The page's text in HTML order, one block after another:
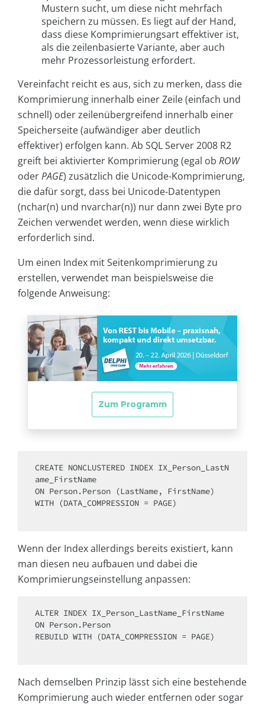
Mustern sucht, um diese nicht mehrfach
speichern zu müssen. Es liegt auf der Hand,
dass diese Komprimierungsart effektiver ist,
als die zeilenbasierte Variante, aber auch
mehr Prozessorleistung erfordert.
Vereinfacht reicht es aus, sich zu merken, dass die
Komprimierung innerhalb einer Zeile (einfach und
schnell) oder zeilenübergreifend innerhalb einer
Speicherseite (aufwändiger aber deutlich
effektiver) erfolgen kann. Ab SQL Server 2008 R2
greift bei aktivierter Komprimierung (egal ob ROW
oderPAGE) zusätzlich die Unicode-Komprimierung,
die dafür sorgt, dass bei Unicode-Datentypen
(nchar(n) und nvarchar(n)) nur dann zwei Byte pro
Zeichen verwendet werden, wenn diese wirklich
erforderlich sind.
Um einen Index mit Seitenkomprimierung zu
erstellen, verwendet man beispielsweise die
folgende Anweisung:
CREATE NONCLUSTERED INDEX IX_Person_LastN
ON
WITH (DATA_COMPRESSION = PAGE)
Wenn der Index allerdings bereits existiert, kann
man diesen neu aufbauen und dabei die
Komprimierungseinstellung anpassen:
ALTER
ON Person.Person
REBUILD WITH (DATA_COMPRESSION = PAGE)
Nach demselben Prinzip lässt sich eine bestehende
Komprimierung auch wieder entfernen oder sogar